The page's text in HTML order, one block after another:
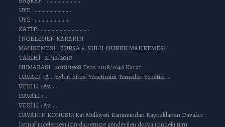
ÜYE : ………………………
ÜYE : ……………………..
KATİP : ………………………………
İNCELENEN KARARIN
MAHKEMESİ : BURSA 5. SULH HUKUK MAHKEMESİ
TARİHİ : 21/12/2018
NUMARASI : 2018/1968 Esas 2018/2646 Karar
DAVACI : A… Evleri Sitesi Yönetimini Temsilen Yönetici …
VEKİLİ : Av. …
DAVALI : …
VEKİLİ : Av. …
DAVANIN KONUSU: Kat Mülkiyeti Kanunundan Kaynaklanan Davalar
İstinaf incelemesi için dairemize gönderilen dosya içindeki tüm